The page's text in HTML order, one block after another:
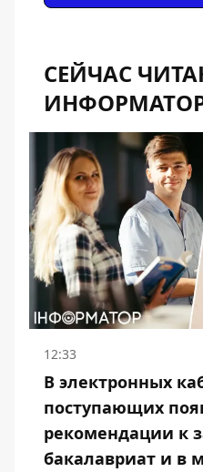
СЕЙЧАС
12:33
В электронных
поступающих
рекомендации к
бакалавриат и в